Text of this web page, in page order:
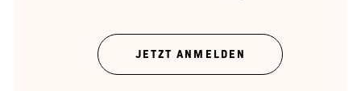
Muster in der Datenwolke.
JETZT ANMELDEN